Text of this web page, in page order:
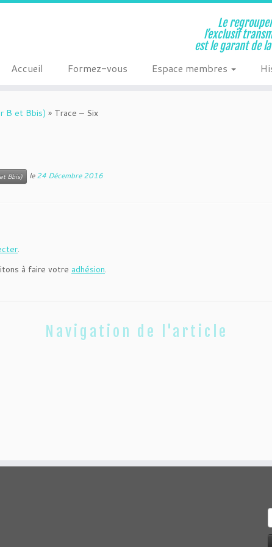
Le
l’exclusif
est le garant de
Accueil Formez-vous Espace membres
B et Bbis) » Trace – Six
Bbis) le24 Décembre 2016
.
à faire votre adhésion.
Navigation de l'article